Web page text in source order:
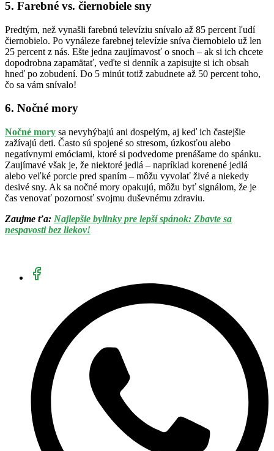
5. Farebné vs. čiernobiele sny
Predtým, než vynašli farebnú televíziu snívalo až 85 percent ľudí
čiernobielo. Po vynáleze farebnej televízie sníva čiernobielo už len
25 percent z nás. Ešte jedna zaujímavosť o snoch – ak si ich chcete
dopodrobna zapamätať, veďte si denník a zapisujte si ich obsah
hneď po zobudení. Do 5 minút totiž zabudnete až 50 percent toho,
čo sa vám snívalo!
6. Nočné mory
Nočné mory sa nevyhýbajú ani dospelým, aj keď ich častejšie
zažívajú deti. Často sú spojené so stresom, úzkosťou alebo
negatívnymi emóciami, ktoré si podvedome prenášame do spánku.
Zaujímavé však je, že niektoré jedlá – napríklad korenené jedlá
alebo veľké porcie pred spaním – môžu vyvolať živé a niekedy
desivé sny. Ak sa nočné mory opakujú, môžu byť signálom, že je
čas venovať pozornosť svojmu duševnému zdraviu.
Zaujme ťa: Najlepšie bylinky pre lepší spánok: Zbavte sa
nespavosti bez liekov!